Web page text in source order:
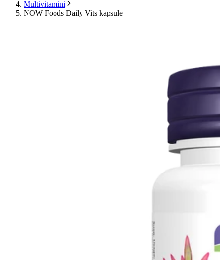
Multivitamini
NOW Foods Daily Vits kapsule